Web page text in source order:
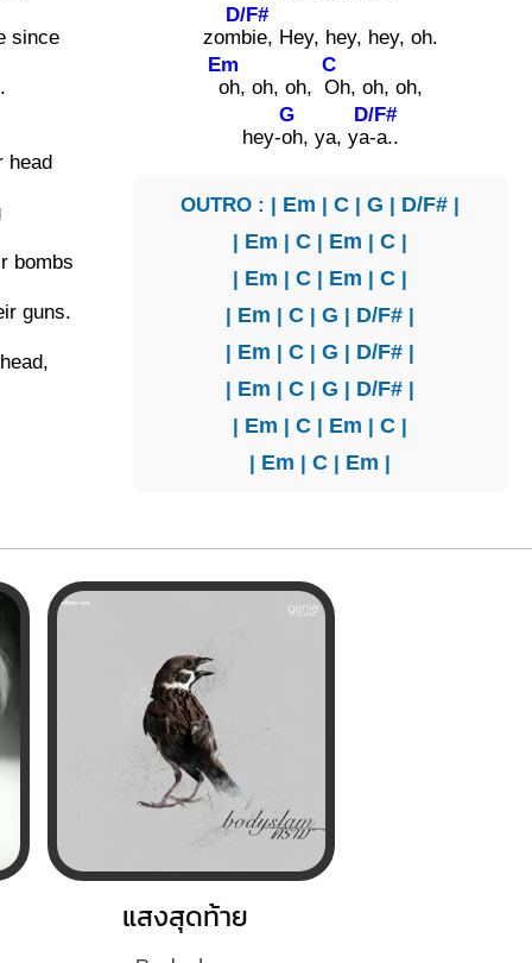
since
head
bombs
guns.
zom
D/F#
bie, Hey, hey, hey, oh.
Em
oh, oh, oh,
C
Oh, oh, oh,
hey-
G
oh, ya, ya
D/F#
-a..
OUTRO : | Em |C |G | D/F# |
| Em |C | Em |C |
| Em |C | Em |C |
| Em |C |G | D/F# |
| Em |C |G | D/F# |
| Em |C |G | D/F# |
| Em |C | Em |C |
| Em |C | Em |
แสงสุดท้าย